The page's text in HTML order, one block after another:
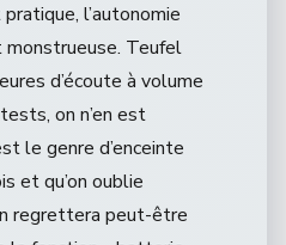
l’autonomie
Teufel
d’écoute à volume
on n’en est
le genre d’enceinte
et qu’on oublie
regrettera peut-être